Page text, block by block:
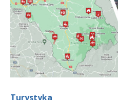
Turystyka